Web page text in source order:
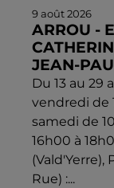
9 août 2026
ARROU -
JEAN-
Du 13 au 29
vendredi de
samedi de
16h00 à
(Vald'Yerre),
Rue) :...